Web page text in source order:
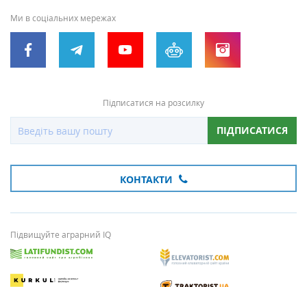
Ми в соціальних мережах
Підписатися на розсилку
ПІДПИСАТИСЯ
КОНТАКТИ
Підвищуйте аграрний IQ